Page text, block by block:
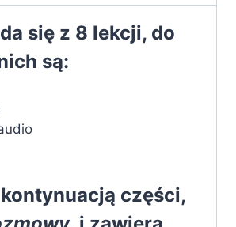
się z 8 lekcji, do
są:
części,